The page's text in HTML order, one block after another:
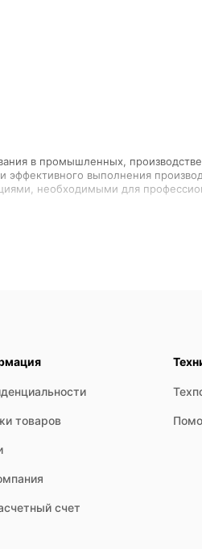
в промышленных,
эффективного выполнения
товаров
счет